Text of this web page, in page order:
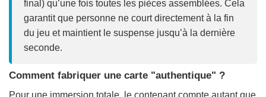
final) qu’une fois toutes les pièces assemblées. Cela
garantit que personne ne court directement à la fin
du jeu et maintient le suspense jusqu’à la dernière
seconde.
Comment fabriquer une carte "authentique" ?